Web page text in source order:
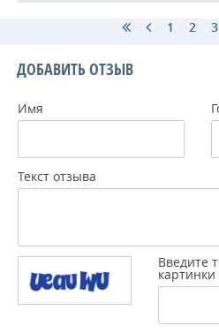
1 2 3
ДОБАВИТЬ ОТЗЫВ
Имя
Текст отзыва
Введите
картинки